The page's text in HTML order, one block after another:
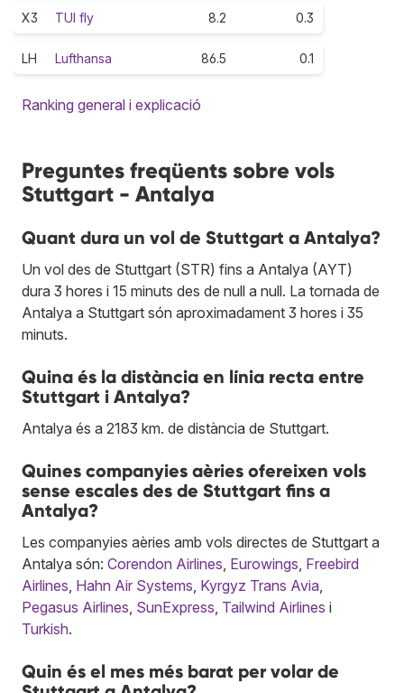
X3 TUI fly 8.2 0.3
LH Lufthansa 86.5 0.1
Ranking general i explicació
Preguntes freqüents sobre vols
Stuttgart - Antalya
Quant dura un vol de Stuttgart a Antalya?
Un vol des de Stuttgart (STR) fins a Antalya (AYT)
dura 3 hores i 15 minuts des de null a null. La tornada de
Antalya a Stuttgart són aproximadament 3 hores i 35
minuts.
Quina és la distància en línia recta entre
Stuttgart i Antalya?
Antalya és a 2183 km. de distància de Stuttgart.
Quines companyies aèries ofereixen vols
sense escales des de Stuttgart fins a
Antalya?
Les companyies aèries amb vols directes de Stuttgart a
Antalya són: Corendon Airlines Eurowings Freebird
Airlines Hahn Air Systems Kyrgyz Trans Avia
Pegasus Airlines SunExpress Tailwind Airlines i
Turkish.
Quin és el mes més barat per volar de